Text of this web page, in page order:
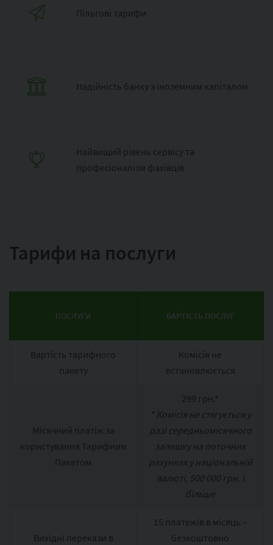
Пільгові тарифи
Надійність банку з іноземним капіталом
Найвищий рівень сервісу та
професіоналізм фахівців
Тарифи на послуги
ПОСЛУГИ ВАРТІСТЬ ПОСЛУГ
Вартість тарифного
пакету
Комісія не
встановлюється
Місячний платіж за
користування Тарифним
Пакетом
299 грн.*
* Комісія не стягується у
разі середньомісячного
залишку на поточних
рахунках у національній
валюті, 500 000 грн. і
більше
Вихідні перекази в
15 платежів в місяць –
безкоштовно